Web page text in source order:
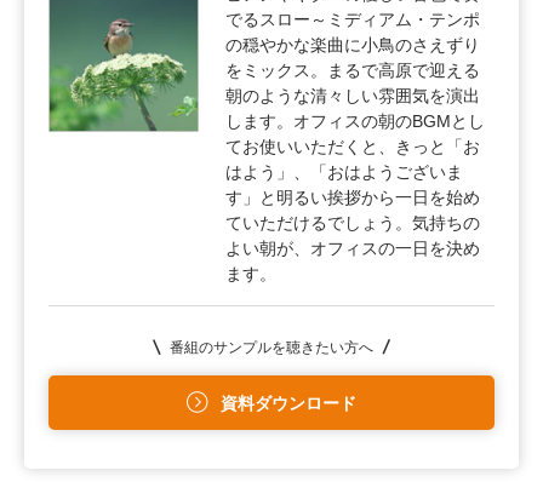
でるスロー～ミディアム・テンポ
の穏やかな楽曲に小鳥のさえずり
をミックス。まるで高原で迎える
朝のような清々しい雰囲気を演出
します。オフィスの朝のBGMとし
てお使いいただくと、きっと「お
はよう」、「おはようございま
す」と明るい挨拶から一日を始め
ていただけるでしょう。気持ちの
よい朝が、オフィスの一日を決め
ます。
番組のサンプルを聴きたい方へ
資料ダウンロード